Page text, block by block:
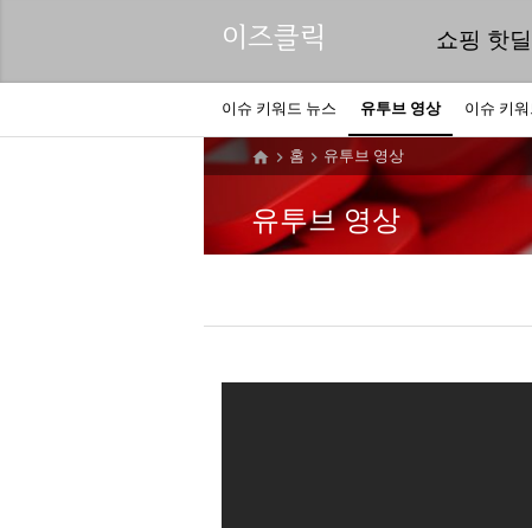
이즈클릭 쇼핑 핫딜
이슈 키워드 뉴스 유투브 영상 이슈 키워
  홈  유투브 영상
유투브 영상